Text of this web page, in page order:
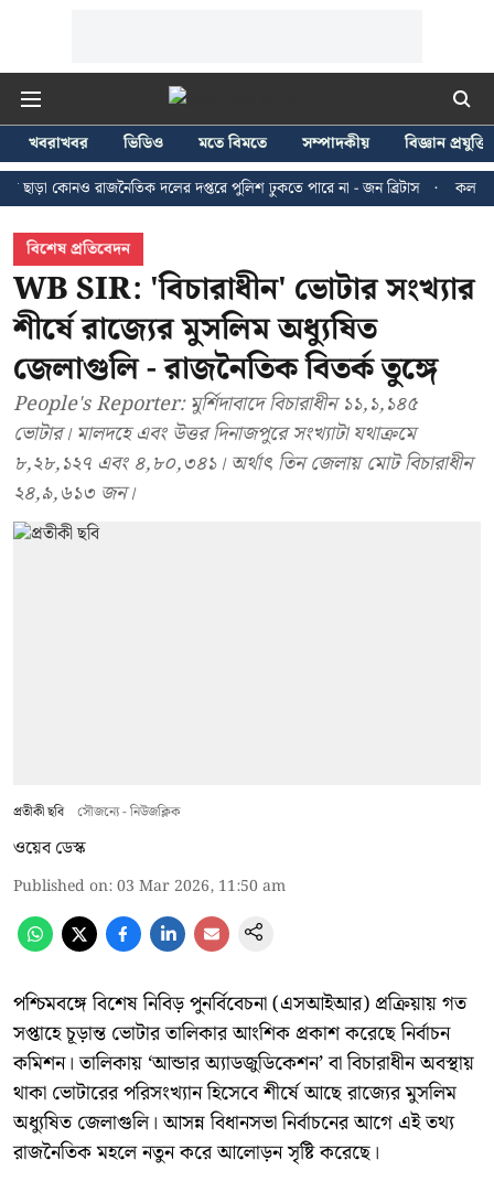
খবরাখবর ভিডিও মতে বিমতে সম্পাদকীয়
বিজ্ঞান প্রযুক্তি
রাজনৈতিক দলের দপ্তরে পুলিশ ঢুকতে পারে না - জন ব্রিটাস
কলকাতায় ২৪
বিশেষ প্রতিবেদন
WB SIR: 'বিচারাধীন' ভোটার সংখ্যার
শীর্ষে রাজ্যের মুসলিম অধ্যুষিত
জেলাগুলি - রাজনৈতিক বিতর্ক তুঙ্গে
People's Reporter: মুর্শিদাবাদে বিচারাধীন ১১,১,১৪৫
ভোটার। মালদহে এবং উত্তর দিনাজপুরে সংখ্যাটা যথাক্রমে
৮,২৮,১২৭ এবং ৪,৮০,৩৪১। অর্থাৎ তিন জেলায় মোট বিচারাধীন
২৪,৯,৬১৩ জন।
প্রতীকী ছবি সৌজন্যে - নিউজক্লিক
ওয়েব ডেস্ক
Published on:03 Mar 2026, 11:50 am
পশ্চিমবঙ্গে বিশেষ নিবিড় পুনর্বিবেচনা (এসআইআর) প্রক্রিয়ায় গত
সপ্তাহে চূড়ান্ত ভোটার তালিকার আংশিক প্রকাশ করেছে নির্বাচন
কমিশন। তালিকায় ‘আন্ডার অ্যাডজুডিকেশন’ বা বিচারাধীন অবস্থায়
থাকা ভোটারের পরিসংখ্যান হিসেবে শীর্ষে আছে রাজ্যের মুসলিম
অধ্যুষিত জেলাগুলি। আসন্ন বিধানসভা নির্বাচনের আগে এই তথ্য
রাজনৈতিক মহলে নতুন করে আলোড়ন সৃষ্টি করেছে।